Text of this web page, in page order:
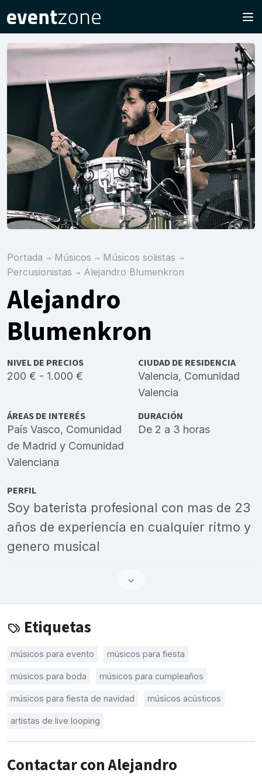
Portada Músicos
Músicos solistas
Percusionistas
Alejandro Blumenkron
Alejandro
Blumenkron
NIVEL DE PRECIOS
200 € - 1.000 €
CIUDAD DE RESIDENCIA
Valencia, Comunidad
Valencia
ÁREAS DE INTERÉS
País Vasco, Comunidad
de Madrid y Comunidad
Valenciana
DURACIÓN
De 2 a 3 horas
PERFIL
Soy baterista profesional con mas de 23
años de experiencia en cualquier ritmo y
genero musical
Etiquetas
músicos para evento músicos para fiesta
músicos para boda músicos para cumpleaños
músicos para fiesta de navidad músicos acústicos
artistas de live looping
Contactar con Alejandro